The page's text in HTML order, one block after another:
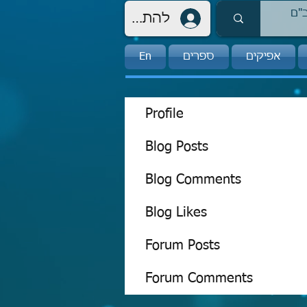
להתחברות
אפיקים ספרים En
Profile
Blog Posts
Blog Comments
Blog Likes
Forum Posts
Forum Comments